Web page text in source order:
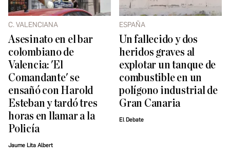
C. VALENCIANA
Asesinato en el bar
colombiano de
Valencia: 'El
Comandante' se
ensañó con Harold
Esteban y tardó tres
horas en llamar a la
Policía
Jaume Lita Albert
ESPAÑA
Un fallecido y dos
heridos graves al
explotar un tanque de
combustible en un
polígono industrial de
Gran Canaria
El Debate